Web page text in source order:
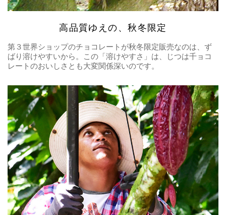
高品質ゆえの、秋冬限定
第３世界ショップのチョコレートが秋冬限定販売なのは、ず
ばり溶けやすいから。この「溶けやすさ」は、じつは千ョコ
レートのおいしさとも大変関係深いのです。